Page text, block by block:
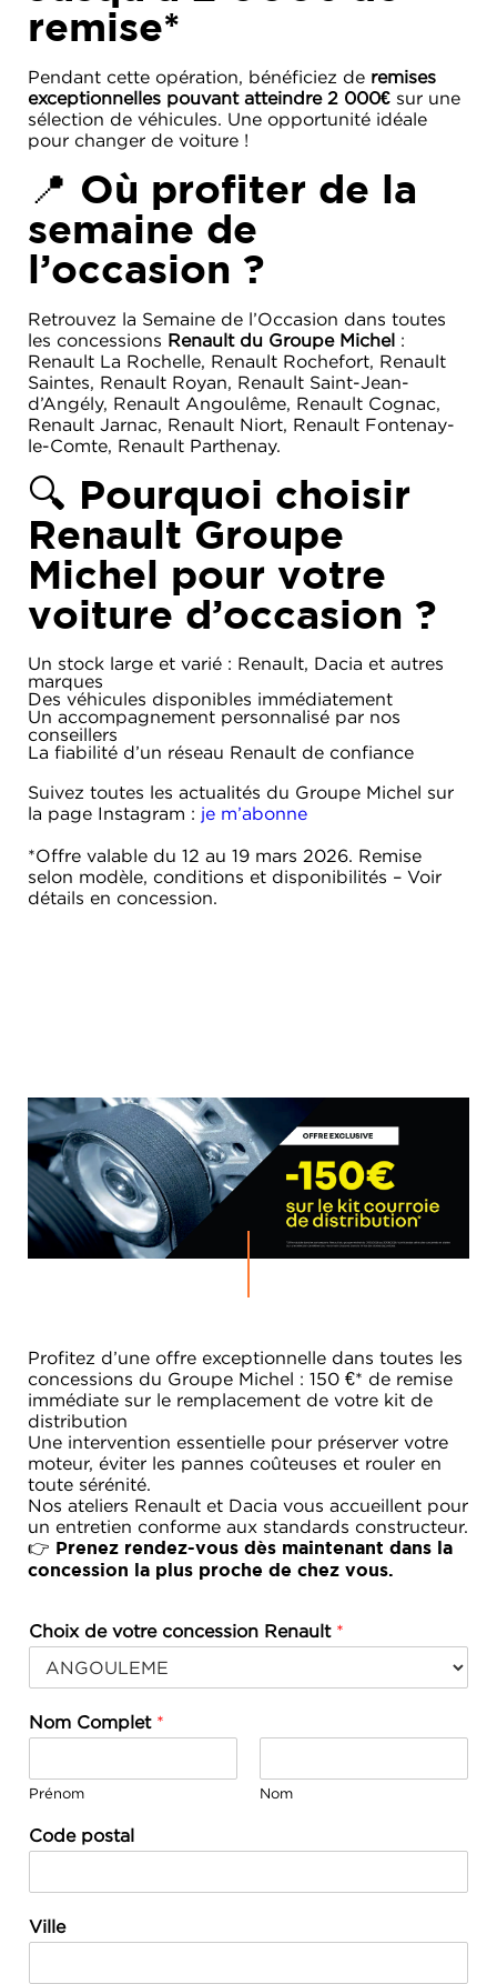
remise*
Pendant cette opération, bénéficiez de remises
exceptionnelles pouvant atteindre 2 000€ sur une
sélection de véhicules. Une opportunité idéale
pour changer de voiture !
📍 Où profiter de la
semaine de
l’occasion ?
Retrouvez la Semaine de l’Occasion dans toutes
les concessions Renault du Groupe Michel :
Renault La Rochelle, Renault Rochefort, Renault
Saintes, Renault Royan, Renault Saint-Jean-
d’Angély, Renault Angoulême, Renault Cognac,
Renault Jarnac, Renault Niort, Renault Fontenay-
le-Comte, Renault Parthenay.
🔍 Pourquoi choisir
Renault Groupe
Michel pour votre
voiture d’occasion ?
Un stock large et varié : Renault, Dacia et autres
marques
Des véhicules disponibles immédiatement
Un accompagnement personnalisé par nos
conseillers
La fiabilité d’un réseau Renault de confiance
Suivez toutes les actualités du Groupe Michel sur
la page Instagram : je m’abonne
*Offre valable du 12 au 19 mars 2026. Remise
selon modèle, conditions et disponibilités – Voir
détails en concession.
Profitez d’une offre exceptionnelle dans toutes les
concessions du Groupe Michel : 150 €* de remise
immédiate sur le remplacement de votre kit de
distribution
Une intervention essentielle pour préserver votre
moteur, éviter les pannes coûteuses et rouler en
toute sérénité.
Nos ateliers Renault et Dacia vous accueillent pour
un entretien conforme aux standards constructeur.
👉 Prenez rendez-vous dès maintenant dans la
concession la plus proche de chez vous.
Choix de votre concession Renault *
Nom Complet *
Prénom Nom
Code postal
Ville